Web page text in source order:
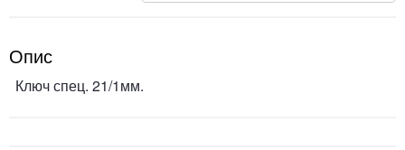
Опис
Ключ спец. 21/1мм.